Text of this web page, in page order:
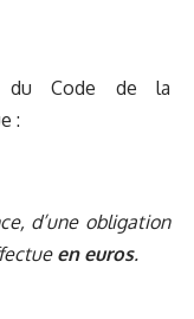
du Code de la
:
d’une obligation
en euros.